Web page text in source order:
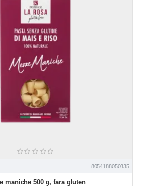
8054188050335
maniche 500 g, fara gluten